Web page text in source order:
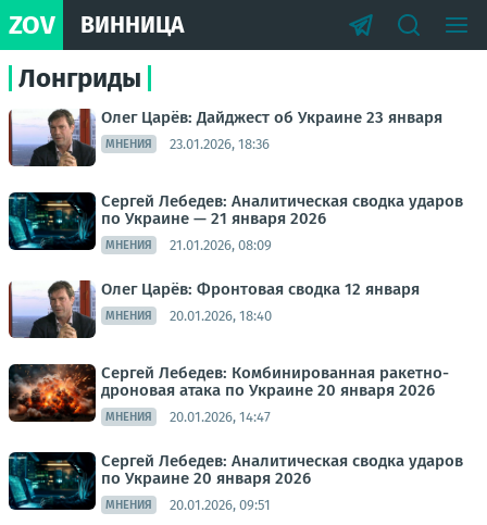
ZOV ВИННИЦА
Лонгриды
Олег Царёв: Дайджест об Украине 23 января
МНЕНИЯ 23.01.2026, 18:36
Сергей Лебедев: Аналитическая сводка ударов
по Украине — 21 января 2026
МНЕНИЯ 21.01.2026, 08:09
Олег Царёв: Фронтовая сводка 12 января
МНЕНИЯ 20.01.2026, 18:40
Сергей Лебедев: Комбинированная ракетно-
дроновая атака по Украине 20 января 2026
МНЕНИЯ 20.01.2026, 14:47
Сергей Лебедев: Аналитическая сводка ударов
по Украине 20 января 2026
МНЕНИЯ 20.01.2026, 09:51